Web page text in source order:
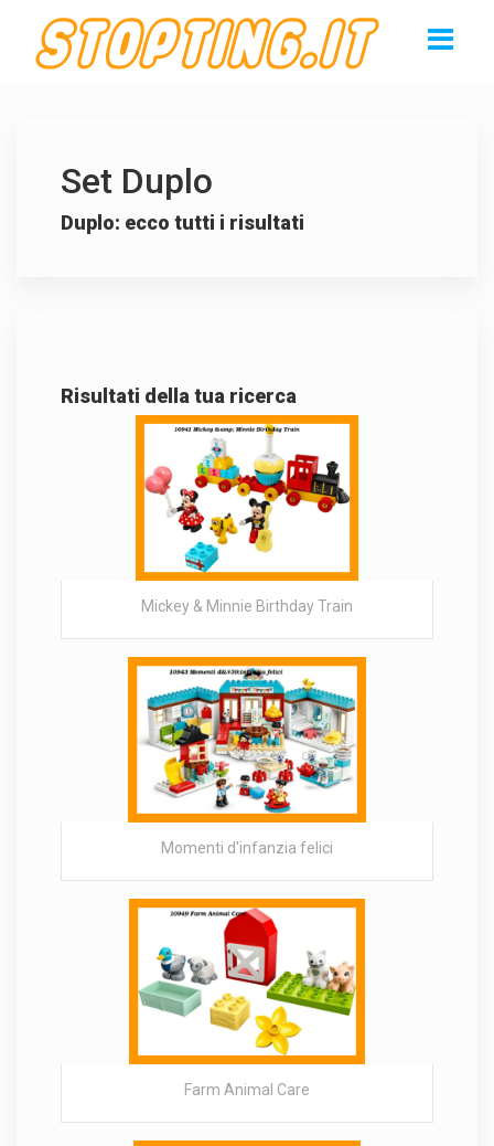
Set Duplo
Duplo: ecco tutti i risultati
Risultati della tua ricerca
Mickey & Minnie Birthday Train
Momenti d'infanzia felici
Farm Animal Care